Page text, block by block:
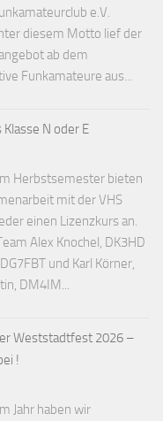
e.V.
diesem Motto lief der
ab dem
Funkamateure aus...
N oder E
Herbstsemester bieten
mit der VHS
einen Lizenzkurs an.
Alex Knochel, DK3HD
und Karl Körner,
DM4IM...
Weststadtfest 2026 –
!
Jahr haben wir